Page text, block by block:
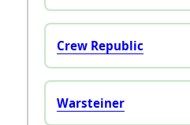
Crew Republic
Warsteiner